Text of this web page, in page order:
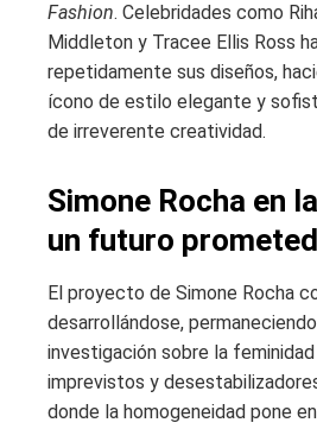
Fashion. Celebridades como
Middleton y Tracee Ellis Ross
repetidamente sus diseños,
ícono de estilo elegante y
de irreverente creatividad.
Simone Rocha en
un futuro
El proyecto de Simone Rocha
desarrollándose,
investigación sobre la
imprevistos y
donde la homogeneidad pone